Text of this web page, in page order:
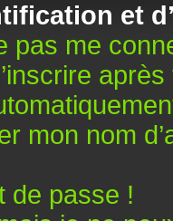
et
pas me
après
mon nom
de passe !